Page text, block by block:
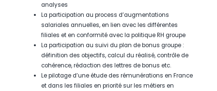
analyses
La participation au process d’augmentations
salariales annuelles, en lien avec les différentes
filiales et en conformité avec la politique RH groupe
La participation au suivi du plan de bonus groupe :
définition des objectifs, calcul du réalisé, contrôle de
cohérence, rédaction des lettres de bonus etc.
Le pilotage d’une étude des rémunérations en France
et dans les filiales en priorité sur les métiers en